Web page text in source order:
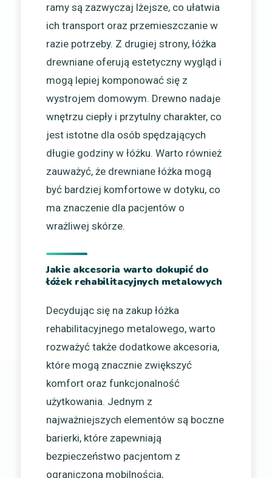
ramy są zazwyczaj lżejsze, co ułatwia
ich transport oraz przemieszczanie w
razie potrzeby. Z drugiej strony, łóżka
drewniane oferują estetyczny wygląd i
mogą lepiej komponować się z
wystrojem domowym. Drewno nadaje
wnętrzu ciepły i przytulny charakter, co
jest istotne dla osób spędzających
długie godziny w łóżku. Warto również
zauważyć, że drewniane łóżka mogą
być bardziej komfortowe w dotyku, co
ma znaczenie dla pacjentów o
wrażliwej skórze.
Jakie akcesoria warto dokupić do
łóżek rehabilitacyjnych metalowych
Decydując się na zakup łóżka
rehabilitacyjnego metalowego, warto
rozważyć także dodatkowe akcesoria,
które mogą znacznie zwiększyć
komfort oraz funkcjonalność
użytkowania. Jednym z
najważniejszych elementów są boczne
barierki, które zapewniają
bezpieczeństwo pacjentom z
ograniczoną mobilnością,